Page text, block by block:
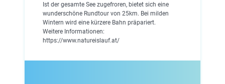
Ist der gesamte See zugefroren, bietet sich eine
wunderschöne Rundtour von 25km. Bei milden
Wintern wird eine kürzere Bahn präpariert.
Weitere Informationen:
https://www.natureislauf.at/